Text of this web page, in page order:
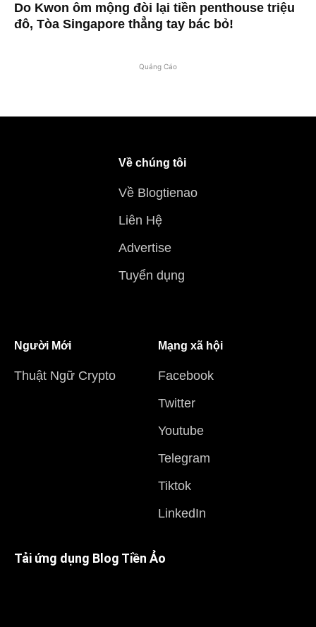
Do Kwon ôm mộng đòi lại tiền penthouse triệu
đô, Tòa Singapore thẳng tay bác bỏ!
Quảng Cáo
Về chúng tôi
Về Blogtienao
Liên Hệ
Advertise
Tuyển dụng
Người Mới
Thuật Ngữ Crypto
Mạng xã hội
Facebook
Twitter
Youtube
Telegram
Tiktok
LinkedIn
Tải ứng dụng Blog Tiền Ảo